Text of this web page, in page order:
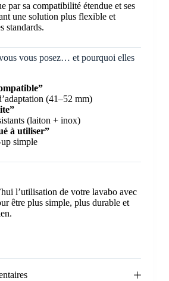
par sa compatibilité étendue et ses
une solution plus flexible et
standards.
vous posez… et pourquoi elles
(41–52 mm)
(laiton + inox)
à utiliser”
simple
l’utilisation de votre lavabo avec
être plus simple, plus durable et